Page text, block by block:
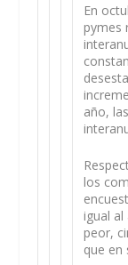
En
pymes
año,
los
igual
peor,
que en